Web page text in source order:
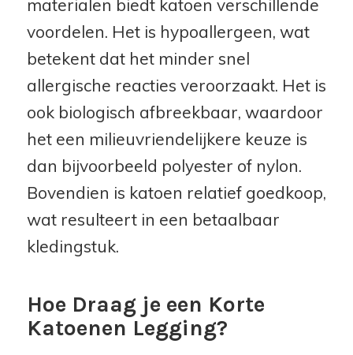
materialen biedt katoen verschillende
voordelen. Het is hypoallergeen, wat
betekent dat het minder snel
allergische reacties veroorzaakt. Het is
ook biologisch afbreekbaar, waardoor
het een milieuvriendelijkere keuze is
dan bijvoorbeeld polyester of nylon.
Bovendien is katoen relatief goedkoop,
wat resulteert in een betaalbaar
kledingstuk.
Hoe Draag je een Korte
Katoenen Legging?